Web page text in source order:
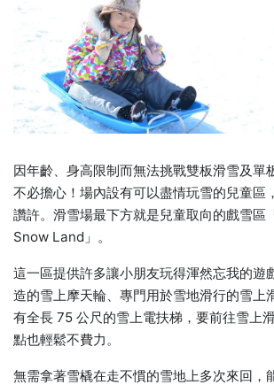
因年齡、身高限制而無法挑戰雙板滑雪及單
不必擔心！場內設有可以盡情玩雪的兒童區
讚許。滑雪場最下方就是兒童取向的戲雪
Snow Land」。
這一區提供許多讓小朋友玩得渾然忘我的遊
造的雪上摩天輪、專門用於雪地滑行的雪上
有全長 75 公尺的雪上電扶梯，要前往雪上
點也輕鬆不費力。
無需拿著雪橇在走不慣的雪地上多次來回，